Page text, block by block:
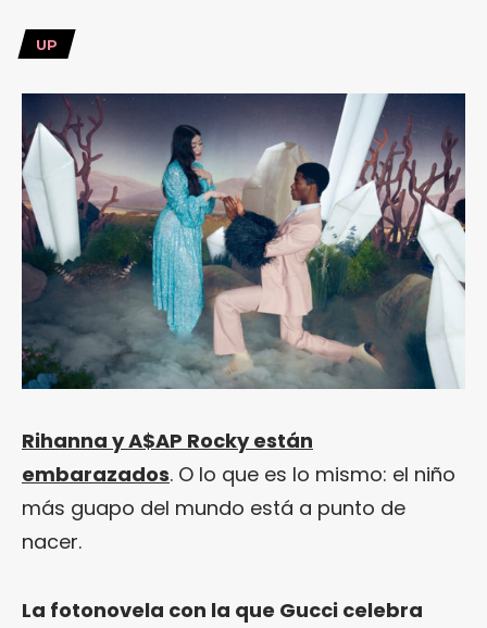
UP
Rihanna y A$AP Rocky están
embarazados. O lo que es lo mismo: el niño
más guapo del mundo está a punto de
nacer.
La fotonovela con la que Gucci celebra